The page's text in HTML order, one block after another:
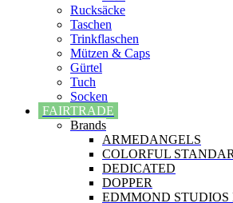
Rucksäcke
Taschen
Trinkflaschen
Mützen & Caps
Gürtel
Tuch
Socken
FAIRTRADE
Brands
ARMEDANGELS
COLORFUL
DEDICATED
DOPPER
EDMMOND STUDIOS